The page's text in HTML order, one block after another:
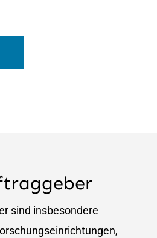
sind insbesondere